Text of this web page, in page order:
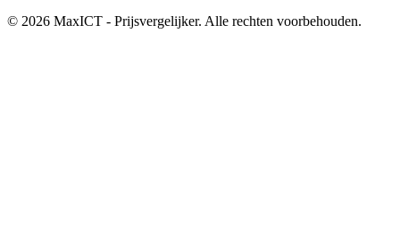
© 2026 MaxICT - Prijsvergelijker. Alle rechten voorbehouden.